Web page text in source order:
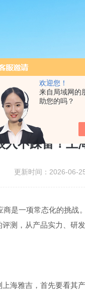
欢迎您！
来自局域网的
助您的吗？
好？
入不踩雷！上
更新时间：2026-
是一项常态化的挑
测，从产品实力、研
海雅吉，首先要看其产